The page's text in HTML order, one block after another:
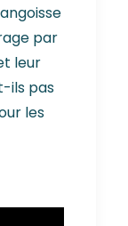
par
leur
ils pas
les